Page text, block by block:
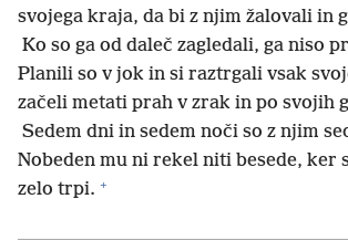
svojega kraja, da bi z njim žalovali in
Ko so ga od daleč zagledali, ga niso
Planili so v jok in si raztrgali vsak
začeli metati prah v zrak in po svojih
Sedem dni in sedem noči so z njim
Nobeden mu ni rekel niti besede, ker
zelo trpi. +